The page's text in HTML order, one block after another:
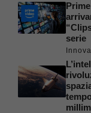
serie